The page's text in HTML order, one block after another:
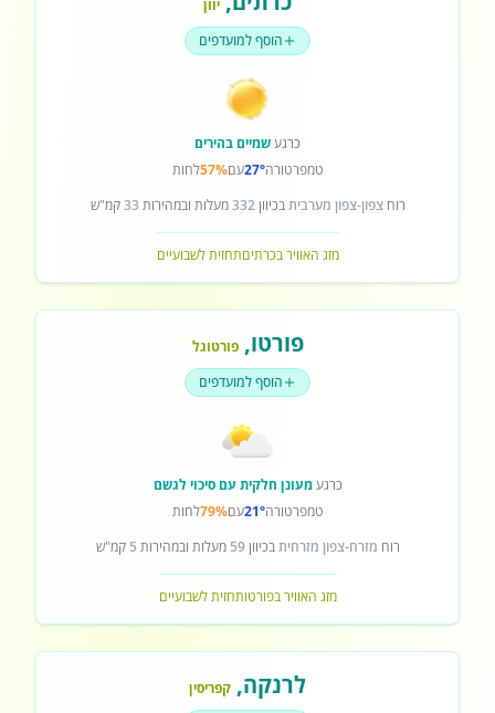
יוון
הוסף למועדפים
כרגעשמיים בהירים
טמפרטורה27°עם57%לחות
רוחצפון-צפון מערביתבכיוון332מעלות ובמהירות 33קמ"ש
מזג האוויר בכרתיםתחזית לשבועיים
פורטו,פורטוגל
הוסף למועדפים
כרגעמעונן חלקית עם סיכוי לגשם
טמפרטורה21°עם79%לחות
רוח מזרח-צפון מזרחיתבכיוון59 מעלות ובמהירות 5 קמ"ש
מזג האוויר בפורטותחזית לשבועיים
לרנקה, קפריסין